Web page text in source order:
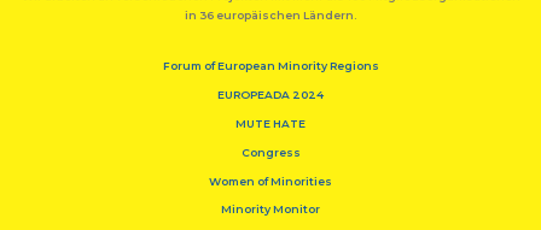
in 36 europäischen Ländern.
Forum of European Minority Regions
EUROPEADA 2024
MUTE HATE
Congress
Women of Minorities
Minority Monitor